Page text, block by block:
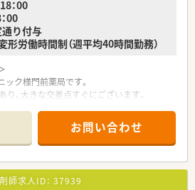
経営に活かす風通しの良い社風であり、ス
ニケーションも活発に行われています。
：00
00
り付与
労働時間制（週平均40時間勤務）
ク様門前薬局です。
、大きな交差点すぐにございます。
ーも近くに複数ございますのでお帰りの際
ることも可能です。
器（電子薬歴・分包機（円盤）二次元バーコ
機、散剤鑑査機を導入されています。
です。
お問い合わせ
師求人ID： 37939